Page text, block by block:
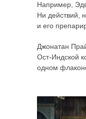
Например,
Ни действий,
и его
Джонатан
Ост-Индской
одном